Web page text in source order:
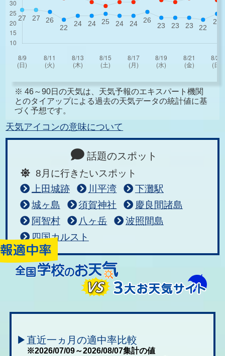
※ 46～90日の天気は、天気予報のエキスパート機関
とのタイアップによる過去の天気データの統計値に基
づく予想です。
天気アイコンの意味について
話題のスポット
8月に行きたいスポット
上田城跡
川平湾
下灘駅
城ヶ島
須賀神社
慶良間諸島
阿智村
八ヶ岳
波照間島
四国カルスト
▶直近一ヵ月の適中率比較
※2026/07/09～2026/08/07集計の値